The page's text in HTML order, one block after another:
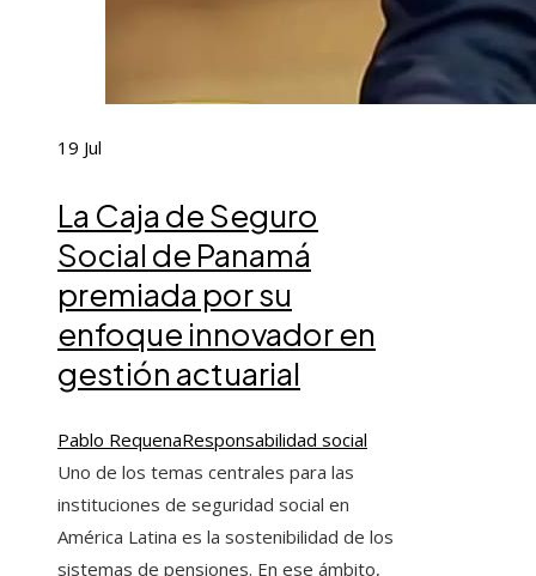
19 Jul
La Caja de Seguro
Social de Panamá
premiada por su
enfoque innovador en
gestión actuarial
Pablo RequenaResponsabilidad social
Uno de los temas centrales para las
instituciones de seguridad social en
América Latina es la sostenibilidad de los
sistemas de pensiones. En ese ámbito,